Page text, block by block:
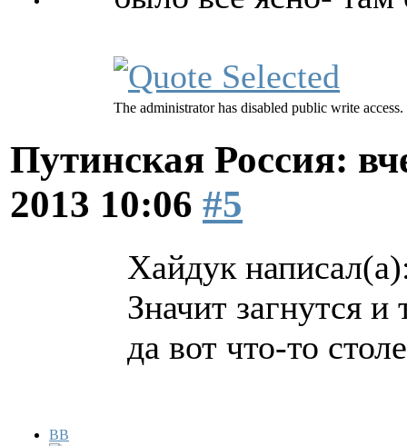
The administrator has disabled public write access.
Путинская Россия:
2013 10:06 #5
BB
Хайдук
Значит загнутся
да вот что-то